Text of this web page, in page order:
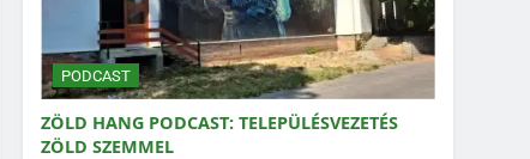
PODCAST
ZÖLD HANG PODCAST: TELEPÜLÉSVEZETÉS
ZÖLD SZEMMEL